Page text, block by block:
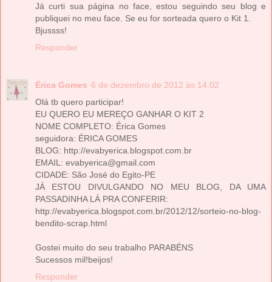
Já curti sua página no face, estou seguindo seu blog e
publiquei no meu face. Se eu for sorteada quero o Kit 1.
Bjussss!
Responder
Érica Gomes 6 de dezembro de 2012 às 14:02
Olá tb quero participar!
EU QUERO EU MEREÇO GANHAR O KIT 2
NOME COMPLETO: Érica Gomes
seguidora: ÉRICA GOMES
BLOG: http://evabyerica.blogspot.com.br
EMAIL: evabyerica@gmail.com
CIDADE: São José do Egito-PE
JÁ ESTOU DIVULGANDO NO MEU BLOG, DA UMA
PASSADINHA LÁ PRA CONFERIR:
http://evabyerica.blogspot.com.br/2012/12/sorteio-no-blog-
bendito-scrap.html
Gostei muito do seu trabalho PARABÉNS
Sucessos mil!beijos!
Responder